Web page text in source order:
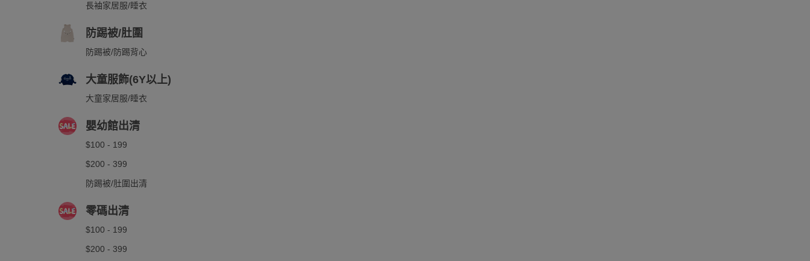
長袖家居服/睡衣
防踢被/肚圍
防踢被/防踢背心
大童服飾(6Y以上)
大童家居服/睡衣
嬰幼館出清
$100 - 199
$200 - 399
防踢被/肚圍出清
零碼出清
$100 - 199
$200 - 399